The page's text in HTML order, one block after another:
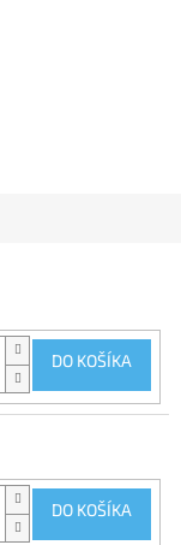
DO KOŠÍKA
DO KOŠÍKA